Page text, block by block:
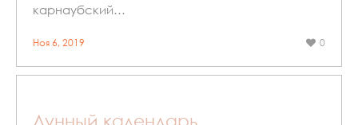
карнаубский…
0
Ноя 6, 2019
Лунный календарь